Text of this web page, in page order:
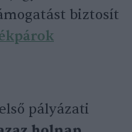
biztosít
pályázati